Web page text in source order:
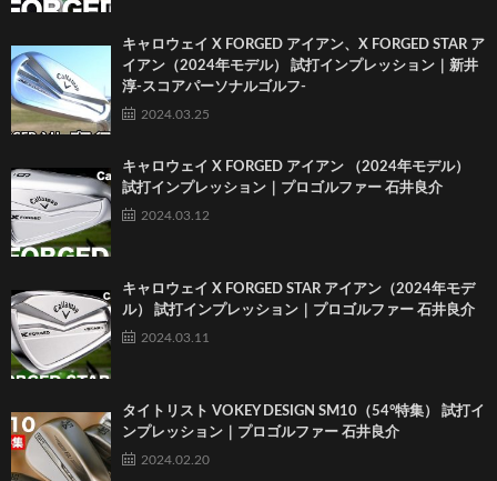
キャロウェイ X FORGED アイアン、X FORGED STAR ア
イアン（2024年モデル） 試打インプレッション｜新井
淳-スコアパーソナルゴルフ-
2024.03.25
キャロウェイ X FORGED アイアン （2024年モデル）
試打インプレッション｜プロゴルファー 石井良介
2024.03.12
キャロウェイ X FORGED STAR アイアン（2024年モデ
ル） 試打インプレッション｜プロゴルファー 石井良介
2024.03.11
タイトリスト VOKEY DESIGN SM10（54°特集） 試打イ
ンプレッション｜プロゴルファー 石井良介
2024.02.20